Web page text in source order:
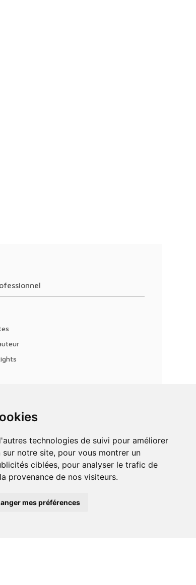
notre site, pour vous montrer un
ciblées, pour analyser le trafic de
provenance de nos visiteurs.
mes préférences